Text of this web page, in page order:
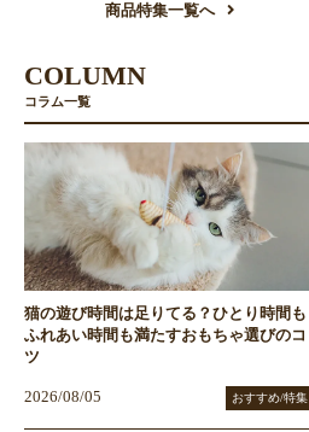
商品特集一覧へ
COLUMN
コラム一覧
猫の遊び時間は足りてる？ひとり時間も
ふれあい時間も満たすおもちゃ選びのコ
ツ
2026/08/05 おすすめ/特集